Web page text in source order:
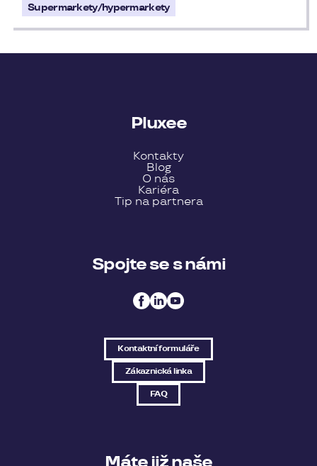
Supermarkety/hypermarkety
Pluxee
Kontakty
Blog
O nás
Kariéra
Tip na partnera
Spojte se s námi
Kontaktní formuláře
Zákaznická linka
FAQ